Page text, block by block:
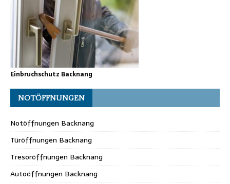
Einbruchschutz Backnang
NOTÖFFNUNGEN
Notöffnungen Backnang
Türöffnungen Backnang
Tresoröffnungen Backnang
Autoöffnungen Backnang